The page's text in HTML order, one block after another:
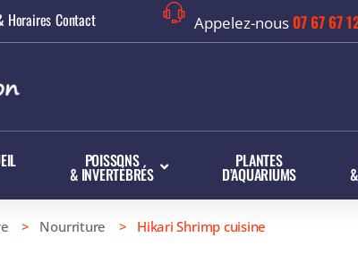
Horaires Contact Appelez-nous 07 67 67
POISSONS
& INVERTÉBRÉS
PLANTES
D’AQUARIUMS
> Nourriture > Hikari Shrimp cuisine